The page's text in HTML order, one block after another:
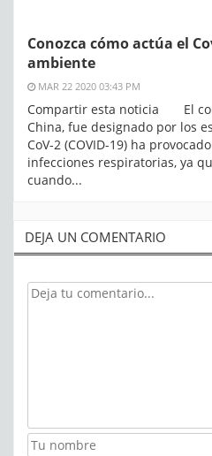
Conozca cómo actúa el
ambiente
MAR 22 2020 03:43 PM
Compartir esta noticia El
China, fue designado por los
CoV-2 (COVID-19) ha
infecciones respiratorias, ya
cuando...
DEJA UN COMENTARIO